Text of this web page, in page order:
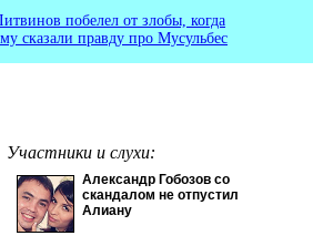
побелел от злобы, когда
сказали правду про Мусульбес
Участники и слухи:
Александр Гобозов со
скандалом не отпустил
Алиану